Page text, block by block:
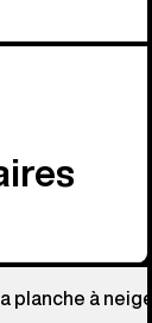
planche à